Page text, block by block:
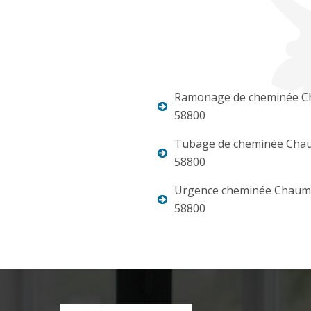
Ramonage de cheminée
58800
Tubage de cheminée
58800
Urgence cheminée
58800